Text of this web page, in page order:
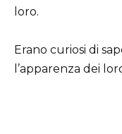
loro.
Erano curiosi di
l’apparenza dei